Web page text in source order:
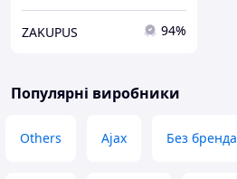
ZAKUPUS 94%
Популярні виробники
Others Ajax Без бренда